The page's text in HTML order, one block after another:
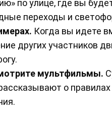
по улице, где вы
переходы и
Когда вы идете
других участников
мультфильмы.
о